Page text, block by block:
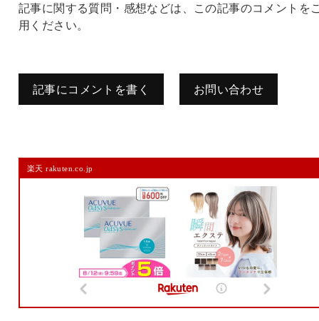
記事に関する質問・感想などは、この記事のコメントを
用ください。
記事にコメントを書く お問い合わせ
メールアドレスは公開されません。
また、コメント欄には、必ず日本語を含めてください（スパム対策）。
楽天 rakuten.co.jp